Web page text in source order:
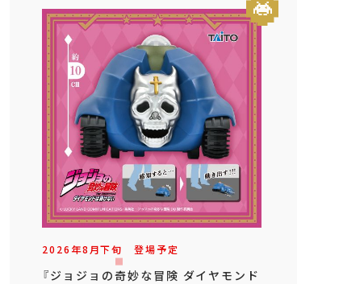
2026年8月下旬 登場予定
『ジョジョの奇妙な冒険 ダイヤモンド